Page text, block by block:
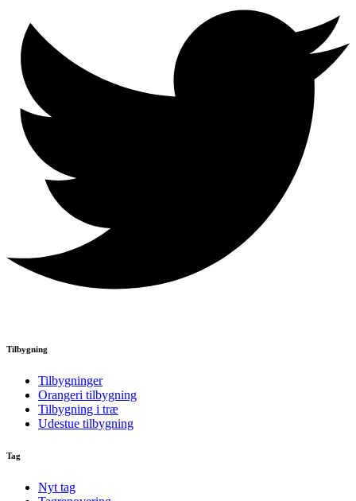
Tilbygning
Tilbygninger
Orangeri tilbygning
Tilbygning i træ
Udestue tilbygning
Tag
Nyt tag